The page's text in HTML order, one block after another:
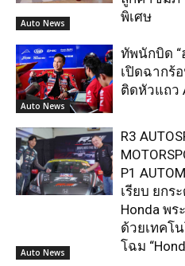
Auto News
พิเศษ
Auto News
ทัพนักบิด “
เปิดฉากร้
ติดหัวแถว
Auto News
R3
P1
เรียบ ยกร
Honda พร
ด้วยเทคโ
โฉม